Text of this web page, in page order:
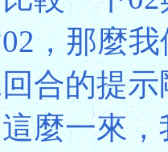
，那麼
合的提
麼一來